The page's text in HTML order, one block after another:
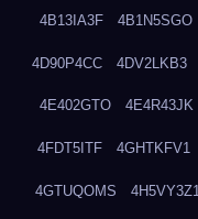
4B13IA3F 4B1N5SGO
4D90P4CC 4DV2LKB3
4E402GTO 4E4R43JK
4FDT5ITF 4GHTKFV1
4GTUQOMS 4H5VY3Z1